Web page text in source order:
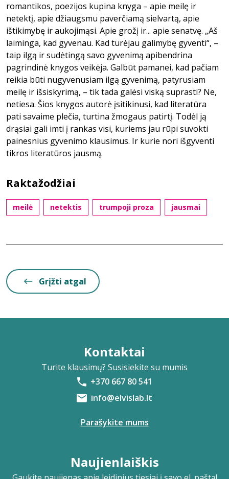
romantikos, poezijos kupina knyga – apie meilę ir
netektį, apie džiaugsmu paverčiamą sielvartą, apie
ištikimybę ir aukojimąsi. Apie grožį ir... apie senatvę. „Aš
laiminga, kad gyvenau. Kad turėjau galimybę gyventi“, –
taip ilgą ir sudėtingą savo gyvenimą apibendrina
pagrindinė knygos veikėja. Galbūt pamanei, kad pačiam
reikia būti nugyvenusiam ilgą gyvenimą, patyrusiam
meilę ir išsiskyrimą, – tik tada galėsi viską suprasti? Ne,
netiesa. Šios knygos autorė įsitikinusi, kad literatūra
pati savaime plečia, turtina žmogaus patirtį. Todėl ją
drąsiai gali imti į rankas visi, kuriems jau rūpi suvokti
painesnius gyvenimo klausimus. Ir kurie nori išgyventi
tikros literatūros jausmą.
Raktažodžiai
meilė netektis trumpoji proza jausmai
Grįžti atgal
Kontaktai
Turite klausimų? Susisiekite su mumis
+370 667 80 541
info@elvislab.lt
Parašykite mums
Naujienlaiškis